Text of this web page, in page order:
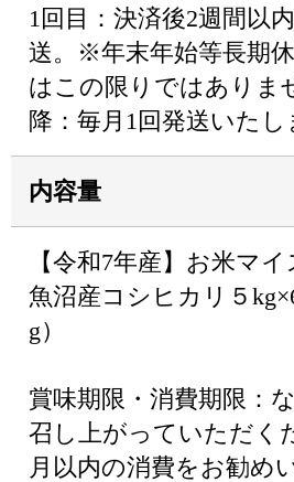
1回目：決済後2週間以
送。※年末年始等長期
はこの限りではありま
降：毎月1回発送いたし
内容量
【令和7年産】お米マイ
魚沼産コシヒカリ５
g）
賞味期限・消費期限：
召し上がっていただく
月以内の消費をお勧め